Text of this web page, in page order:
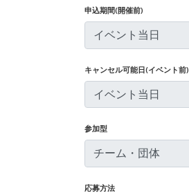
申込期間(開催前)
イベント当日
キャンセル可能日(イベント前)
イベント当日
参加型
チーム・団体
応募方法